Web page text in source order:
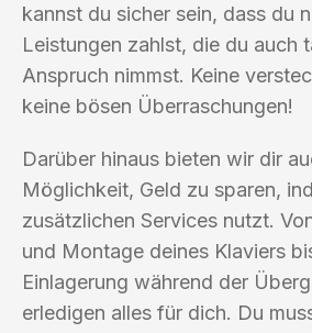
kannst du sicher sein, dass du
Leistungen zahlst, die du auch
Anspruch nimmst. Keine
keine bösen Überraschungen!
Darüber hinaus bieten wir dir
Möglichkeit, Geld zu sparen,
zusätzlichen Services nutzt.
und Montage deines Klaviers
Einlagerung während der
erledigen alles für dich. Du